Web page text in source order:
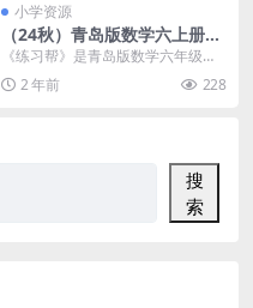
小学资源
（24秋）青岛版数学六上册
《练习帮》25版数学QD6上-
练习帮 大小 17.32M 总页数 6
0 页 pdf文档
《练习帮》是青岛版数学六年级上
册的练习册，专为2024年秋季学期
设计。这本练习册...
2 年前 228
搜
索